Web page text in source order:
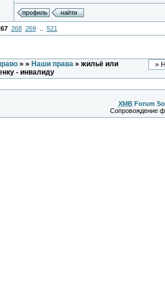
268 269.. 521
» » Наши права» жильё или
- инвалиду
XMB Forum
Сопровождение